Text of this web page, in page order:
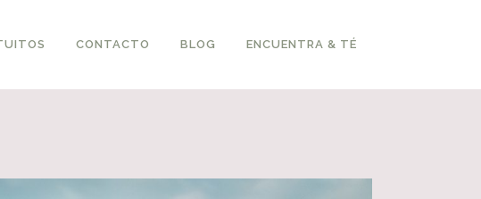
CONTACTO BLOG ENCUENTRA & TÉ